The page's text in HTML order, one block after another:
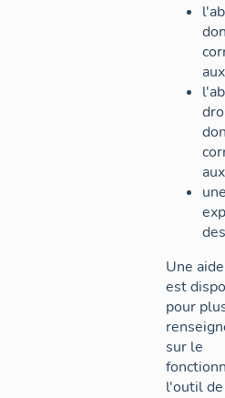
Une
est
pour
sur le
l'outil de